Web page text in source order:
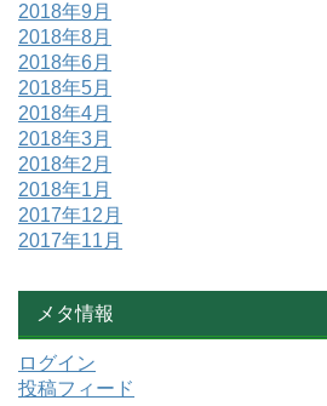
2018年9月
2018年8月
2018年6月
2018年5月
2018年4月
2018年3月
2018年2月
2018年1月
2017年12月
2017年11月
メタ情報
ログイン
投稿フィード